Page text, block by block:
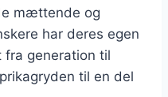
mættende og
har deres egen
fra generation til
til en del